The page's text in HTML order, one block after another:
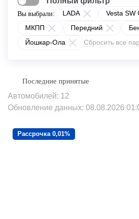
Вы выбрали: LADA
Vesta SW
МКПП
Передний
Йошкар-Ола
Сбросить все
Автомобилей: 12
Обновление данных: 08.08.2026
Рассрочка 0,01%